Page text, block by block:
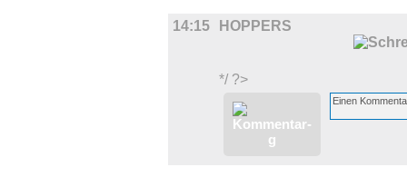
14:15 HOPPERS
*/ ?>